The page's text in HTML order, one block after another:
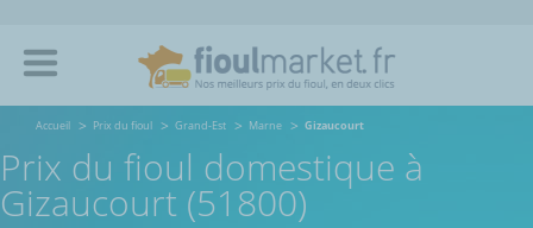
Accueil Prix du fioul Grand-Est Marne Gizaucourt
Prix du fioul domestique à
Gizaucourt (51800)